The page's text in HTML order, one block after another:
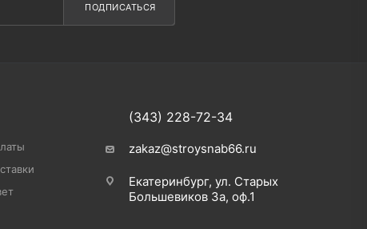
ПОДПИСАТЬСЯ
(343) 228-72-34
zakaz@stroysnab66.ru
Екатеринбург, ул. Старых
Большевиков 3а, оф.1